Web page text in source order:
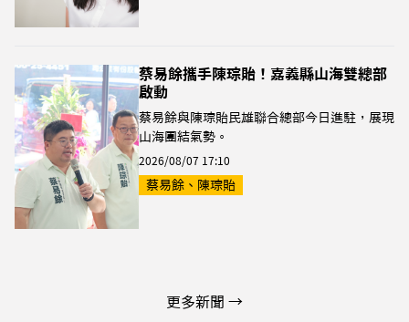
蔡易餘攜手陳琮貽！嘉義縣山海雙總部
啟動
蔡易餘與陳琮貽民雄聯合總部今日進駐，展現
山海團結氣勢。
2026/08/07 17:10
蔡易餘、陳琮貽
更多新聞 →